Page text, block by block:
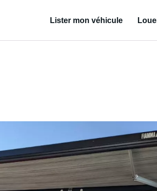
Lister mon véhicule